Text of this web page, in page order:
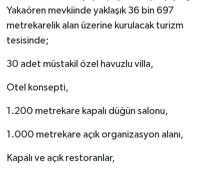
Yakaören mevkiinde yaklaşık 36 bin 697
metrekarelik alan üzerine kurulacak turizm
tesisinde;
30 adet müstakil özel havuzlu villa,
Otel konsepti,
1.200 metrekare kapalı düğün salonu,
1.000 metrekare açık organizasyon alanı,
Kapalı ve açık restoranlar,